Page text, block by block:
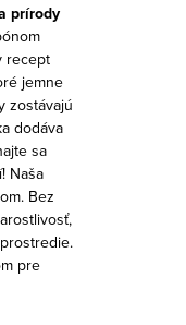
prírody
recept
jemne
zostávajú
dodáva
sa
Naša
Bez
pre